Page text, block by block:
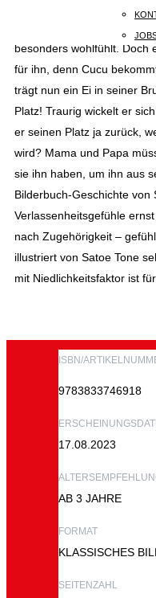
MÜNCHEN
89
54
besonders wohlfühlt. Doch
für ihn, denn Cucu
trägt nun ein Ei in seiner
Platz! Traurig wickelt er
er seinen Platz ja zurück,
wird? Mama und Papa
sie ihn haben, um ihn aus
Bilderbuch-Geschichte von
Verlassenheitsgefühle
nach Zugehörigkeit –
illustriert von Satoe Tone
mit Niedlichkeitsfaktor ist
ISBN/
9783833746918
17.08.2023
AB 3 JAHRE
FORMAT
KLASSISCHES
SEITENZAHL